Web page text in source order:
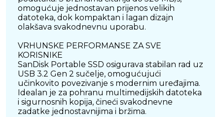
omogućuje jednostavan prijenos velikih
datoteka, dok kompaktan i lagan dizajn
olakšava svakodnevnu uporabu.
VRHUNSKE PERFORMANSE ZA SVE
KORISNIKE
SanDisk Portable SSD osigurava stabilan rad uz
USB 3.2 Gen 2 sučelje, omogućujući
učinkovito povezivanje s modernim uređajima.
Idealan je za pohranu multimedijskih datoteka
i sigurnosnih kopija, čineći svakodnevne
zadatke jednostavnijima i bržima.